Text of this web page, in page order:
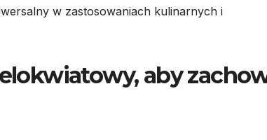
w zastosowaniach kulinarnych i
aby